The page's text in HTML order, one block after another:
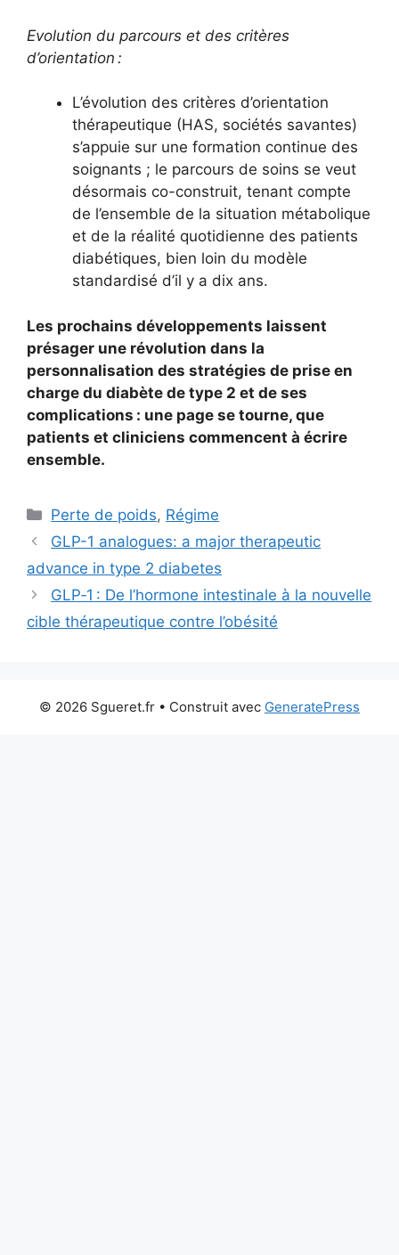
Evolution du parcours et des critères
d’orientation :
L’évolution des critères d’orientation
thérapeutique (HAS, sociétés savantes)
s’appuie sur une formation continue des
soignants ; le parcours de soins se veut
désormais co-construit, tenant compte
de l’ensemble de la situation métabolique
et de la réalité quotidienne des patients
diabétiques, bien loin du modèle
standardisé d’il y a dix ans.
Les prochains développements laissent
présager une révolution dans la
personnalisation des stratégies de prise en
charge du diabète de type 2 et de ses
complications : une page se tourne, que
patients et cliniciens commencent à écrire
ensemble.
Catégories
Perte de poids, Régime
GLP-1 analogues: a major therapeutic
advance in type 2 diabetes
GLP‑1 : De l’hormone intestinale à la nouvelle
cible thérapeutique contre l’obésité
© 2026 Sgueret.fr • Construit avec GeneratePress